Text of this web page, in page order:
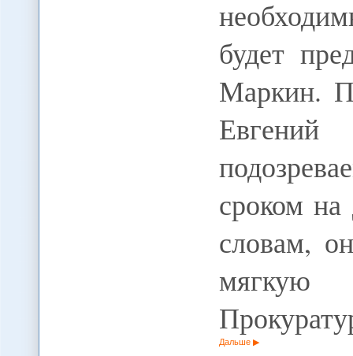
будет
Маркин.
сроком
словам,
Дальше